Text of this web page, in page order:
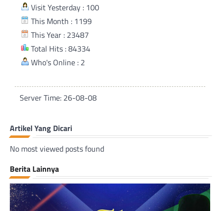
Visit Yesterday : 100
This Month : 1199
This Year : 23487
Total Hits : 84334
Who's Online : 2
Server Time: 26-08-08
Artikel Yang Dicari
No most viewed posts found
Berita Lainnya